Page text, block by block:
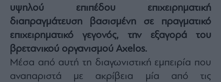
Fashion
&
Art
Watches
Yachts
Table
For
υψηλού επιπέδου επιχειρηματική
διαπραγμάτευση βασισμένη σε πραγματικό
επιχειρηματικό γεγονός, την εξαγορά του
βρετανικού οργανισμού Axelos.
Μέσα από αυτή τη διαγωνιστική εμπειρία που
αναπαριστά με ακρίβεια μία από τις